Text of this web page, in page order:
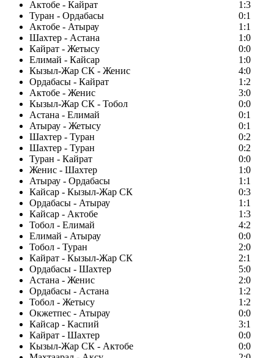
Актобе - Кайрат
1:3
Туран - Ордабасы
0:1
Актобе - Атырау
1:1
Шахтер - Астана
1:0
Кайрат - Жетысу
0:0
Елимай - Кайсар
1:0
Кызыл-Жар СК - Женис
4:0
Ордабасы - Кайрат
1:2
Актобе - Женис
3:0
Кызыл-Жар СК - Тобол
0:0
Астана - Елимай
0:1
Атырау - Жетысу
0:1
Шахтер - Туран
0:2
Шахтер - Туран
0:2
Туран - Кайрат
0:0
Женис - Шахтер
1:0
Атырау - Ордабасы
1:1
Кайсар - Кызыл-Жар СК
0:3
Ордабасы - Атырау
1:1
Кайсар - Актобе
1:3
Тобол - Елимай
4:2
Елимай - Атырау
0:0
Тобол - Туран
2:0
Кайрат - Кызыл-Жар СК
2:1
Ордабасы - Шахтер
5:0
Астана - Женис
2:0
Ордабасы - Астана
1:2
Тобол - Жетысу
1:2
Окжетпес - Атырау
0:0
Кайсар - Каспий
3:1
Кайрат - Шахтер
0:0
Кызыл-Жар СК - Актобе
0:0